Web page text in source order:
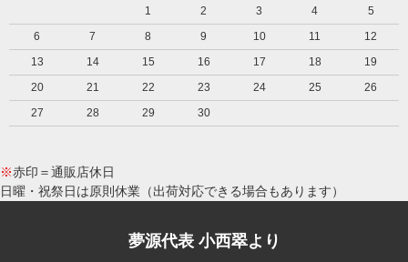
1
2 3 4
5
6
7 8 9 10 11
12
13
14 15 16 17 18
19
20
21 22 23 24 25
26
27
28 29 30
※赤印＝通販店休日
日曜・祝祭日は原則休業（出荷対応できる場合もあります）
夢源代表 小西翠より